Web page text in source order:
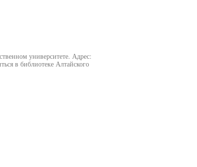
университете. Адрес:
в библиотеке Алтайского